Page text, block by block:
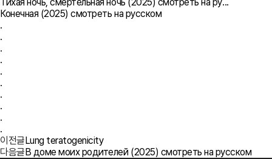
Конечная (2025) смотреть на русском
.
.
.
.
.
.
.
.
.
.
이전글Lung teratogenicity
다음글В доме моих родителей (2025) смотреть на русском